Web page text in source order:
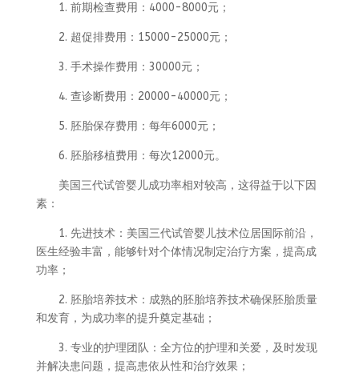
1. 前期检查费用：4000-8000元；
2. 超促排费用：15000-25000元；
3. 手术操作费用：30000元；
4. 查诊断费用：20000-40000元；
5. 胚胎保存费用：每年6000元；
6. 胚胎移植费用：每次12000元。
美国三代试管婴儿成功率相对较高，这得益于以下因
素：
1. 先进技术：美国三代试管婴儿技术位居国际前沿，
医生经验丰富，能够针对个体情况制定治疗方案，提高成
功率；
2. 胚胎培养技术：成熟的胚胎培养技术确保胚胎质量
和发育，为成功率的提升奠定基础；
3. 专业的护理团队：全方位的护理和关爱，及时发现
并解决患问题，提高患依从性和治疗效果；